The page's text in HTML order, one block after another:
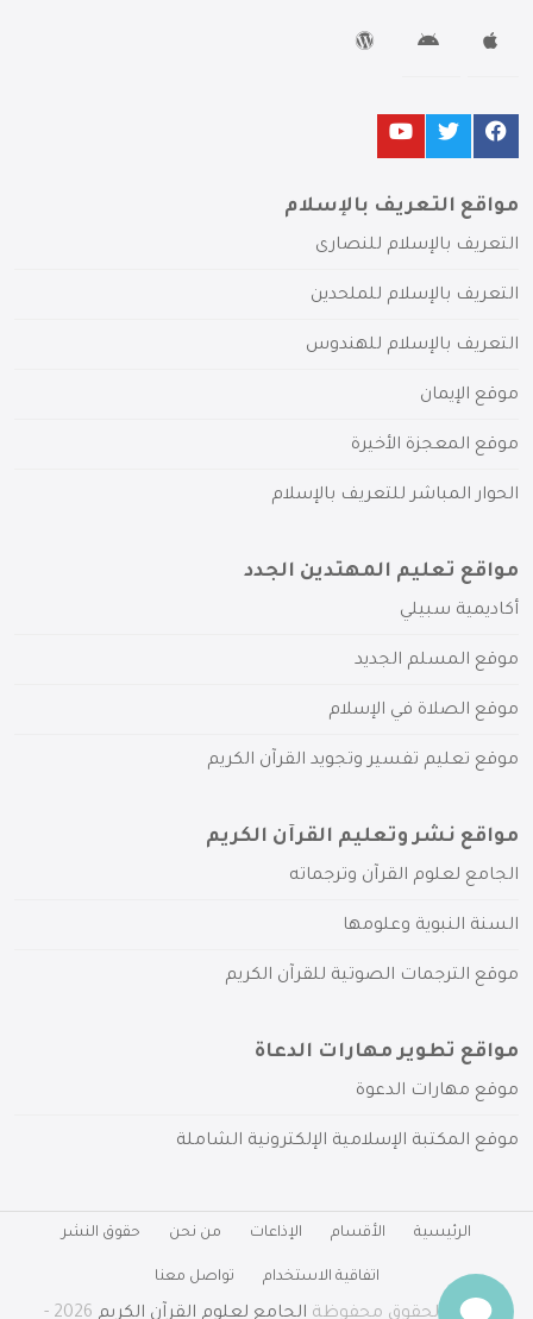
مواقع التعريف بالإسلام
التعريف بالإسلام للنصارى
التعريف بالإسلام للملحدين
التعريف بالإسلام للهندوس
موقع الإيمان
موقع المعجزة الأخيرة
الحوار المباشر للتعريف بالإسلام
مواقع تعليم المهتدين الجدد
أكاديمية سبيلي
موقع المسلم الجديد
موقع الصلاة في الإسلام
موقع تعليم تفسير وتجويد القرآن الكريم
مواقع نشر وتعليم القرآن الكريم
الجامع لعلوم القرآن وترجماته
السنة النبوية وعلومها
موقع الترجمات الصوتية للقرآن الكريم
مواقع تطوير مهارات الدعاة
موقع مهارات الدعوة
موقع المكتبة الإسلامية الإلكترونية الشاملة
الرئيسية الأقسام الإذاعات من نحن حقوق النشر
اتفاقية الاستخدام تواصل معنا
جميع الحقوق محفوظة الجامع لعلوم القرآن الكريم 2026 -